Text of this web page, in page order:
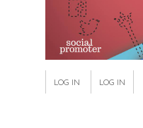
LOG IN LOG IN